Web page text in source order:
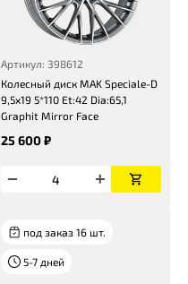
Артикул: 398612
Колесный диск MAK Speciale-D
9,5x19 5*110 Et:42 Dia:65,1
Graphit Mirror Face
25 600 ₽
под заказ 16 шт.
5-7 дней